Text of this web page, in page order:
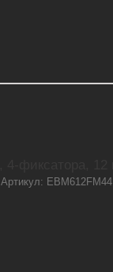
Артикул: EBM612FM44